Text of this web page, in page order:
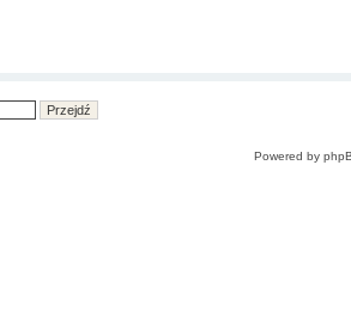
Powered by